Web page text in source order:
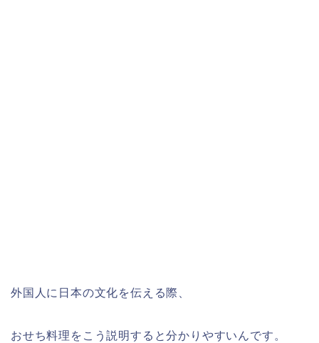
外国人に日本の文化を伝える際、
おせち料理をこう説明すると分かりやすいんです。